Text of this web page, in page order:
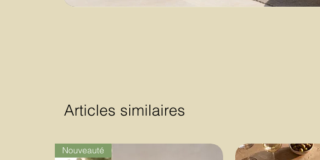
Articles similaires
Nouveauté